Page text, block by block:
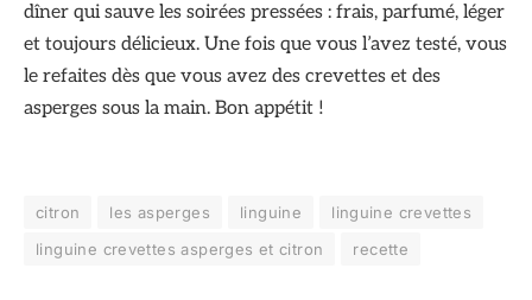
dîner qui sauve les soirées pressées : frais, parfumé, léger
et toujours délicieux. Une fois que vous l’avez testé, vous
le refaites dès que vous avez des crevettes et des
asperges sous la main. Bon appétit !
citron les asperges linguine
linguine crevettes
linguine crevettes asperges et citron
recette